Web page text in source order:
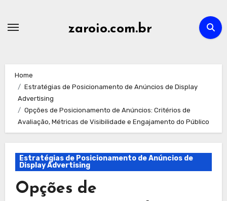
zaroio.com.br
Home
Estratégias de Posicionamento de Anúncios de Display
Advertising
Opções de Posicionamento de Anúncios: Critérios de
Avaliação, Métricas de Visibilidade e Engajamento do Público
Estratégias de Posicionamento de Anúncios de
Display Advertising
Opções de